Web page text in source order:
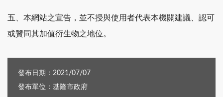
五、本網站之宣告，並不授與使用者代表本機關建議、認可
或贊同其加值衍生物之地位。
發布日期：2021/07/07
發布單位：基隆市政府